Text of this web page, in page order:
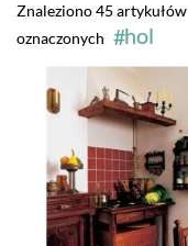
Znaleziono 45 artykułów
oznaczonych
hol